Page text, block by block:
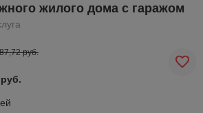
жилого дома с гаражом
руб.